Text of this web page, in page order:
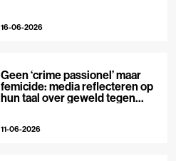
16-06-2026
Geen ‘crime passionel’ maar
femicide: media reflecteren op
hun taal over geweld tegen
11-06-2026